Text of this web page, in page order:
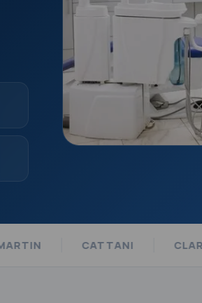
CLARBEN DE TREY